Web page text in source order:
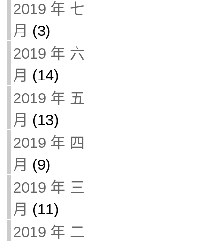
2019 年 七
月 (3)
2019 年 六
月 (14)
2019 年 五
月 (13)
2019 年 四
月 (9)
2019 年 三
月 (11)
2019 年 二